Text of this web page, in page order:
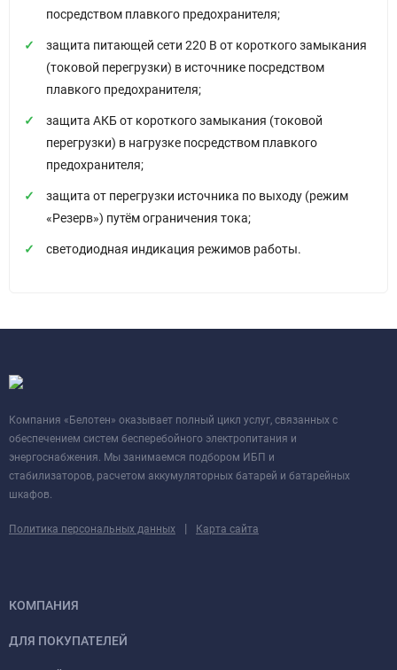
посредством плавкого предохранителя;
защита питающей сети 220 В от короткого замыкания
(токовой перегрузки) в источнике посредством
плавкого предохранителя;
защита АКБ от короткого замыкания (токовой
перегрузки) в нагрузке посредством плавкого
предохранителя;
защита от перегрузки источника по выходу (режим
«Резерв») путём ограничения тока;
светодиодная индикация режимов работы.
Компания «Белотен» оказывает полный цикл услуг, связанных с
обеспечением систем бесперебойного электропитания и
энергоснабжения. Мы занимаемся подбором ИБП и
стабилизаторов, расчетом аккумуляторных батарей и батарейных
шкафов.
Политика персональных данных | Карта сайта
КОМПАНИЯ
ДЛЯ ПОКУПАТЕЛЕЙ